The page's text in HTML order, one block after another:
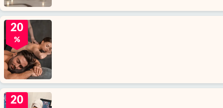
20
%
20